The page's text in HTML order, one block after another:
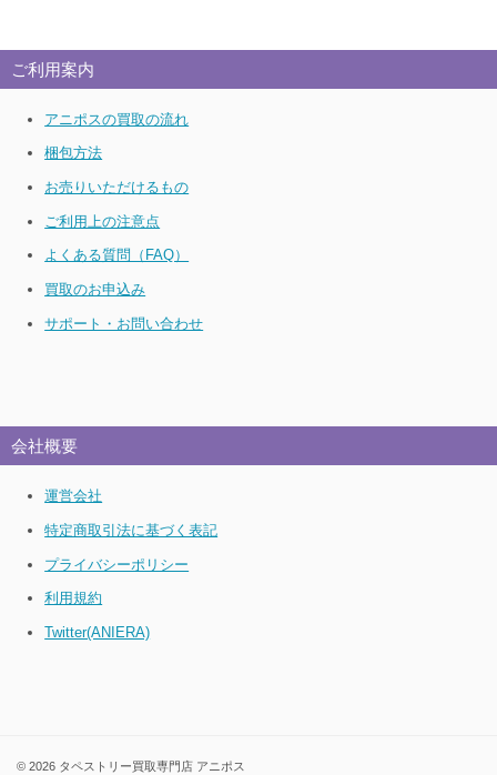
ご利用案内
アニポスの買取の流れ
梱包方法
お売りいただけるもの
ご利用上の注意点
よくある質問（FAQ）
買取のお申込み
サポート・お問い合わせ
会社概要
運営会社
特定商取引法に基づく表記
プライバシーポリシー
利用規約
Twitter(ANIERA)
© 2026 タペストリー買取専門店 アニポス